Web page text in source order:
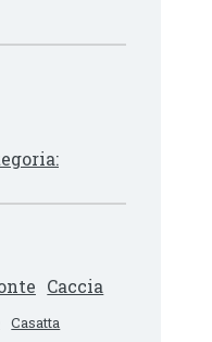
Caccia
Casatta